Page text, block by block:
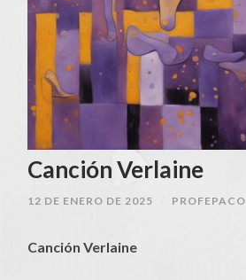
Canción Verlaine
12 DE ENERO DE 2025 PROFEPACO
Canción Verlaine